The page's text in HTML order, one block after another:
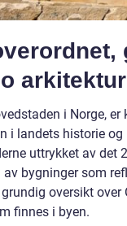
i Norge,
i landets historie
uttrykket av det
bygninger som
oversikt
finnes i byen.